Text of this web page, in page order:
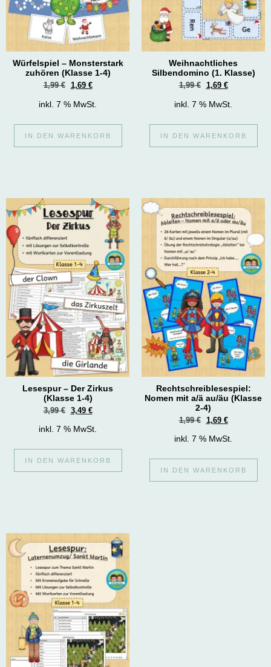
Würfelspiel – Monsterstark
zuhören (Klasse 1-4)
1,99€ 1,69 €
inkl. 7 % MwSt.
IN DEN WARENKORB
Weihnachtliches
Silbendomino (1. Klasse)
1,99€ 1,69 €
inkl. 7 % MwSt.
IN DEN WARENKORB
Lesespur – Der Zirkus
(Klasse 1-4)
3,99€ 3,49 €
inkl. 7 % MwSt.
IN DEN WARENKORB
Rechtschreiblesespiel:
Nomen mit a/ä au/äu (Klasse
2-4)
1,99€ 1,69 €
inkl. 7 % MwSt.
IN DEN WARENKORB